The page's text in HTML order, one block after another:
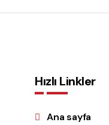
Hızlı Linkler
Ana sayfa